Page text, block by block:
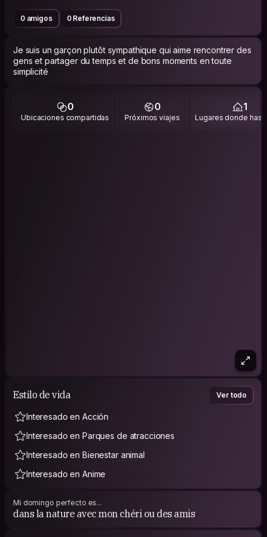
0 amigos 0 Referencias
Je suis un garçon plutôt sympathique qui aime rencontrer des
gens et partager du temps et de bons moments en toute
simplicité
0
Ubicaciones compartidas
0
Próximos viajes
1
Lugares donde has
Estilo de vida Ver todo
Interesado en Acción
Interesado en Parques de atracciones
Interesado en Bienestar animal
Interesado en Anime
Mi domingo perfecto es...
dans la nature avec mon chéri ou des amis